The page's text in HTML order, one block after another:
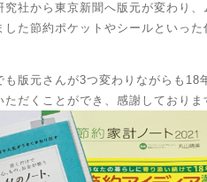
究社から東京新聞へ版元が変わり
した節約ポケットやシールといっ
も版元さんが3つ変わりながらも
ただくことができ、感謝しておりま